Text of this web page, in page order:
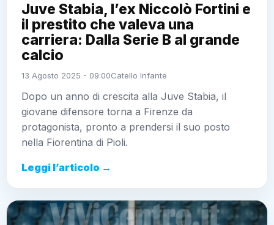
Juve Stabia, l’ex Niccolò Fortini e
il prestito che valeva una
carriera: Dalla Serie B al grande
calcio
13 Agosto 2025 - 09:00Catello Infante
Dopo un anno di crescita alla Juve Stabia, il
giovane difensore torna a Firenze da
protagonista, pronto a prendersi il suo posto
nella Fiorentina di Pioli.
Leggi l’articolo →